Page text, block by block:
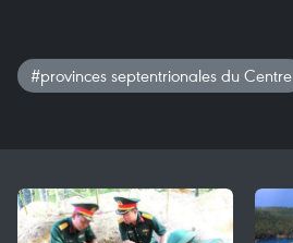
#provinces septentrionales du Centre